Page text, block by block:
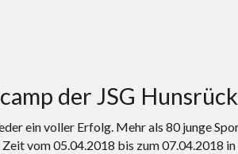
der JSG Hunsrück
ein voller Erfolg. Mehr als 80 junge
vom 05.04.2018 bis zum 07.04.2018